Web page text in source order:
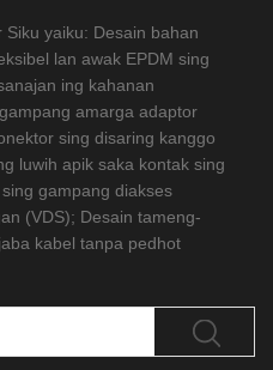
yaiku: Desain bahan
lan awak EPDM sing
ing kahanan
amarga adaptor
sing disaring kanggo
luwih apik saka kontak sing
gampang diakses
(VDS); Desain tameng-
kabel tanpa pedhot